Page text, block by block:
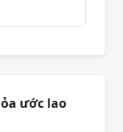
ước lao